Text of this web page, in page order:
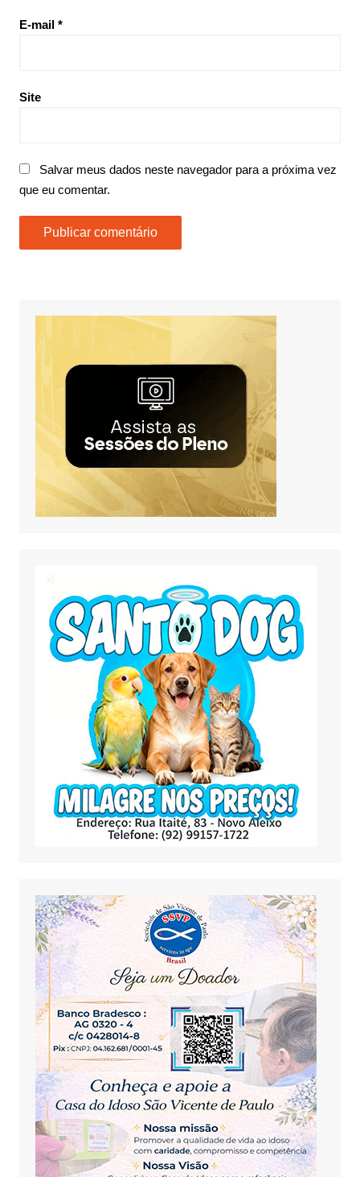
E-mail *
Site
Salvar meus dados neste navegador para a próxima vez
que eu comentar.